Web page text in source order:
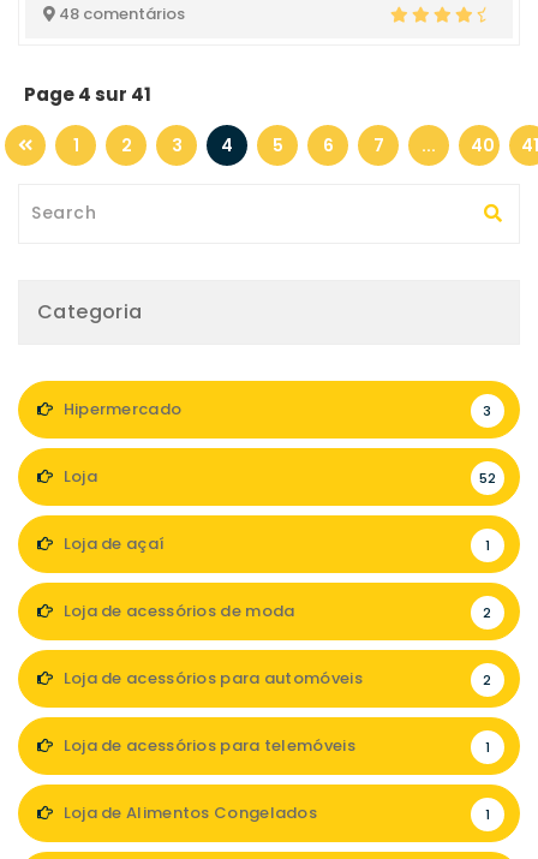
48 comentários
Page 4 sur 41
1 2 3 4 5 6 7 ... 40 41
Categoria
Hipermercado 3
Loja 52
Loja de açaí 1
Loja de acessórios de moda 2
Loja de acessórios para automóveis 2
Loja de acessórios para telemóveis 1
Loja de Alimentos Congelados 1